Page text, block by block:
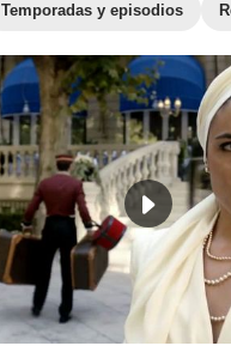
Temporadas y episodios